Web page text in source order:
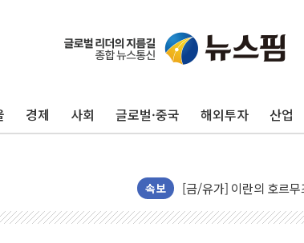
경제 사회 글로벌·중국 해외투자 산업
속보
트럼프, '원정출산 시민
트럼프 "이란전 조만간
"세금 부담 덜자"…비
세금 부담 커진 고가 1
뉴욕증시, 유가·금리
이란, 오만과 호르무즈